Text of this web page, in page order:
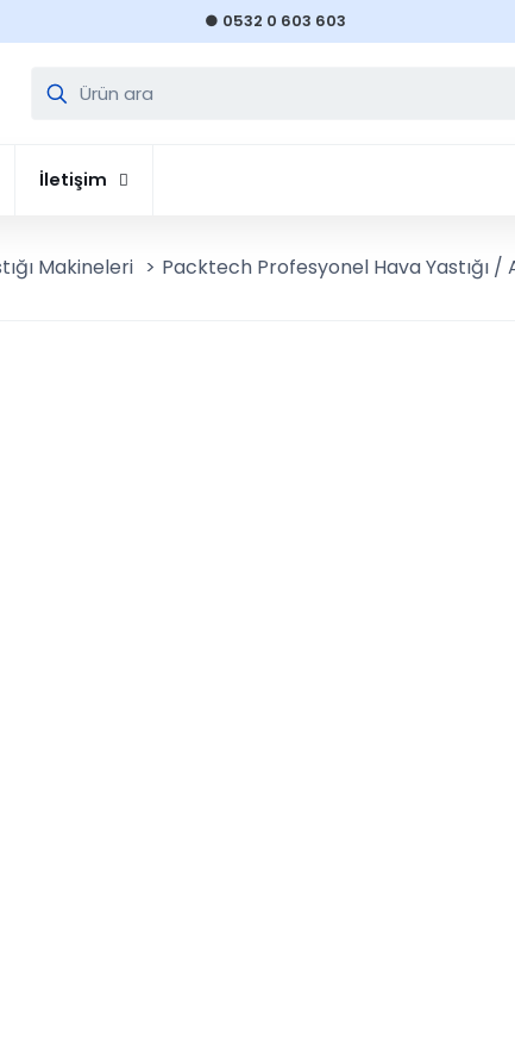
● 0532 0 603 603
İletişim
Makineleri > Packtech Profesyonel Hava Yastığı /